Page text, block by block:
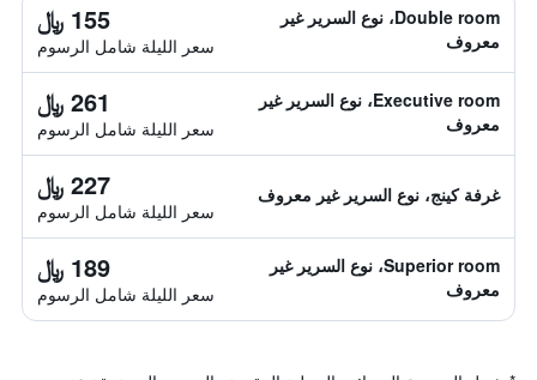
Double room، نوع السرير غير
معروف
155 ﷼
سعر الليلة شامل الرسوم
Executive room، نوع السرير غير
معروف
261 ﷼
سعر الليلة شامل الرسوم
غرفة كينج، نوع السرير غير معروف 227 ﷼
سعر الليلة شامل الرسوم
Superior room، نوع السرير غير
معروف
189 ﷼
سعر الليلة شامل الرسوم